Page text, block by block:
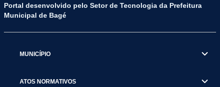
Portal desenvolvido pelo Setor de Tecnologia da Prefeitura
Municipal de Bagé
MUNICÍPIO
ATOS NORMATIVOS